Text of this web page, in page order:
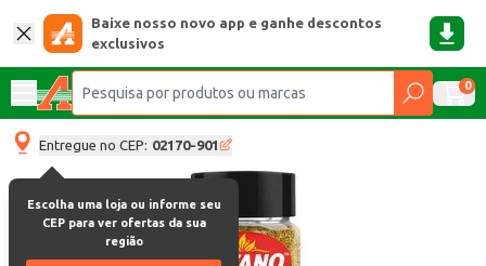
Baixe nosso novo app e ganhe descontos
exclusivos
0
Entregue no CEP: 02170-901
Escolha uma loja ou informe seu
CEP para ver ofertas da sua
região